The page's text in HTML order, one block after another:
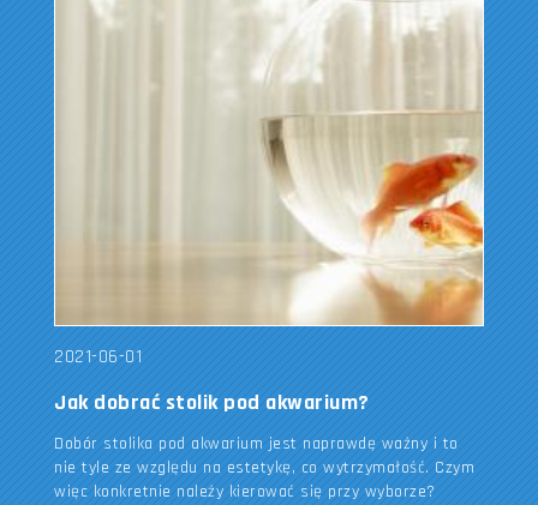
2021-06-01
Jak dobrać stolik pod akwarium?
Dobór stolika pod akwarium jest naprawdę ważny i to
nie tyle ze względu na estetykę, co wytrzymałość. Czym
więc konkretnie należy kierować się przy wyborze?